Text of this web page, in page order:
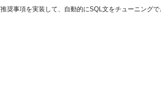
事項を実装して、自動的にSQL文をチューニングで